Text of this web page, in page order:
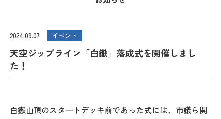
2024.09.07 イベント
天空ジップライン「白嶽」落成式を開催しまし
た！
白嶽山頂のスタートデッキ前であった式には、市議ら関